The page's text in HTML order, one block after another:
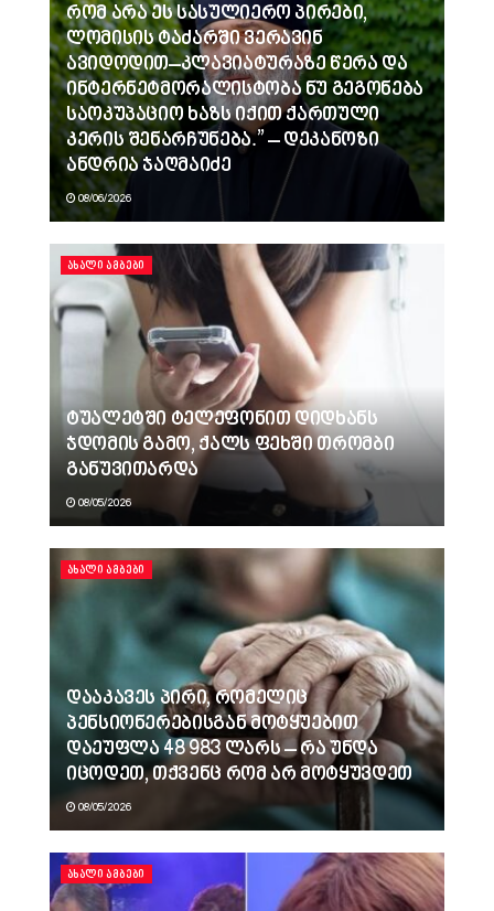
რომ არა ეს სასულიერო პირები,
ლომისის ტაძარში ვერავინ
ავიდოდით–კლავიატურაზე წერა და
ინტერნეტმორალისტობა ნუ გეგონება
საოკუპაციო ხაზს იქით ქართული
კერის შენარჩუნება.” – დეკანოზი
ანდრია ჯაღმაიძე
08/06/2026
ᲐᲮᲐᲚᲘ ᲐᲛᲑᲔᲑᲘ
ტუალეტში ტელეფონით დიდხანს
ჯდომის გამო, ქალს ფეხში თრომბი
განუვითარდა
08/05/2026
ᲐᲮᲐᲚᲘ ᲐᲛᲑᲔᲑᲘ
დააკავეს პირი, რომელიც
პენსიონერებისგან მოტყუებით
დაეუფლა 48 983 ლარს – რა უნდა
იცოდეთ, თქვენც რომ არ მოტყუვდეთ
08/05/2026
ᲐᲮᲐᲚᲘ ᲐᲛᲑᲔᲑᲘ